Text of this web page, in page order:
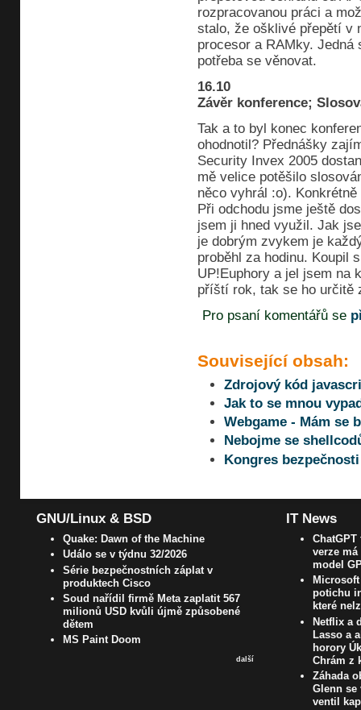
rozpracovanou práci a
stalo, že ošklivé přepětí v
procesor a RAMky. Jedná
potřeba se věnovat.
16.10
Závěr konference;
Tak a to byl konec
ohodnotil? Přednášky
Security Invex 2005
mě velice potěšilo
něco vyhrál :o).
Při odchodu jsme ještě
jsem ji hned využil. Jak
je dobrým zvykem je
proběhl za hodinu. Koupil
UP!Euphory a jel jsem na
příští rok, tak se ho určitě
Pro psaní komentářů se
Související obsah:
Zdrojový kód
Jak to se mnou
Webgame - Mám se
Nebojme se
Kongres
GNU/Linux & BSD
Quake: Dawn of the Machine
Událo se v týdnu 32/2026
Série bezpečnostních záplat v
produktech Cisco
Soud nařídil firmě Meta zaplatit 567
milionů USD kvůli újmě způsobené
dětem
MS Paint Doom
další
IT News
verze
model
potichu
které
Netflix a
Lasso a
horory
Chrám z
Záhada
Glenn se
ventil